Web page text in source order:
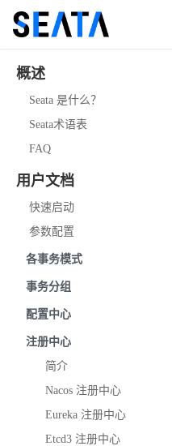
概述
Seata 是什么？
Seata术语表
FAQ
用户文档
快速启动
参数配置
各事务模式
事务分组
配置中心
注册中心
简介
Nacos 注册中心
Eureka 注册中心
Etcd3 注册中心